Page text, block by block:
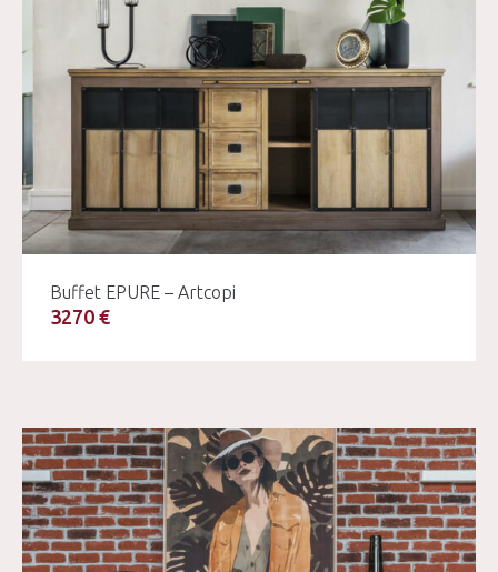
Buffet EPURE – Artcopi
3270 €